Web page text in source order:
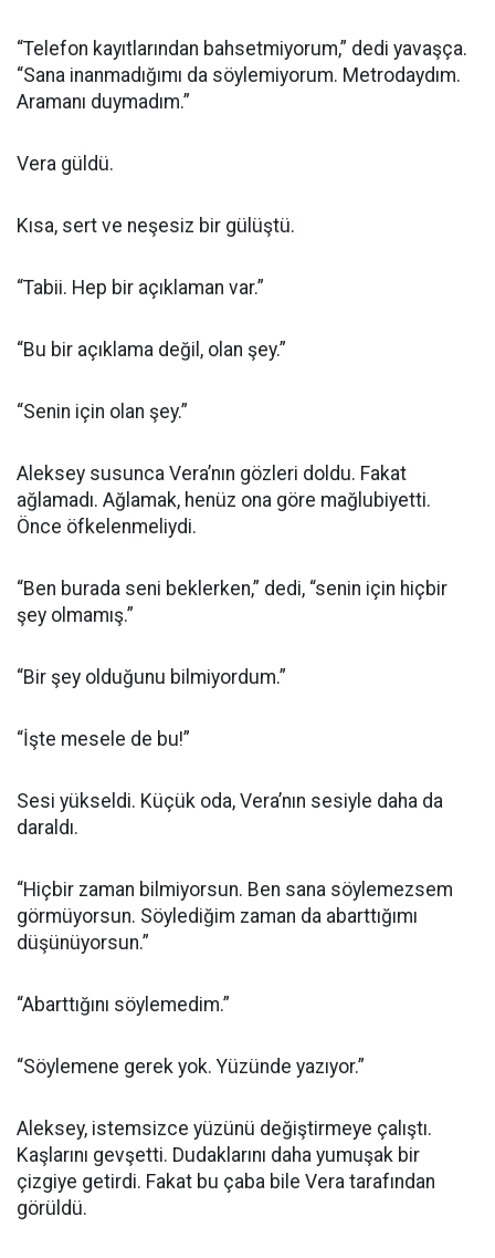
“Telefon kayıtlarından bahsetmiyorum,” dedi yavaşça.
“Sana inanmadığımı da söylemiyorum. Metrodaydım.
Aramanı duymadım.”
Vera güldü.
Kısa, sert ve neşesiz bir gülüştü.
“Tabii. Hep bir açıklaman var.”
“Bu bir açıklama değil, olan şey.”
“Senin için olan şey.”
Aleksey susunca Vera’nın gözleri doldu. Fakat
ağlamadı. Ağlamak, henüz ona göre mağlubiyetti.
Önce öfkelenmeliydi.
“Ben burada seni beklerken,” dedi, “senin için hiçbir
şey olmamış.”
“Bir şey olduğunu bilmiyordum.”
“İşte mesele de bu!”
Sesi yükseldi. Küçük oda, Vera’nın sesiyle daha da
daraldı.
“Hiçbir zaman bilmiyorsun. Ben sana söylemezsem
görmüyorsun. Söylediğim zaman da abarttığımı
düşünüyorsun.”
“Abarttığını söylemedim.”
“Söylemene gerek yok. Yüzünde yazıyor.”
Aleksey, istemsizce yüzünü değiştirmeye çalıştı.
Kaşlarını gevşetti. Dudaklarını daha yumuşak bir
çizgiye getirdi. Fakat bu çaba bile Vera tarafından
görüldü.